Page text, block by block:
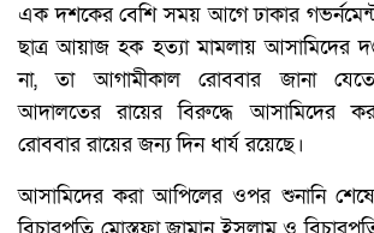
এক দশকের বেশি সময় আগে ঢাকার গভর্নমেন্ট
ছাত্র আয়াজ হক হত্যা মামলায় আসামিদের
না, তা আগামীকাল রোববার জানা যেতে
আদালতের রায়ের বিরুদ্ধে আসামিদের
রোববার রায়ের জন্য দিন ধার্য রয়েছে।
আসামিদের করা আপিলের ওপর শুনানি